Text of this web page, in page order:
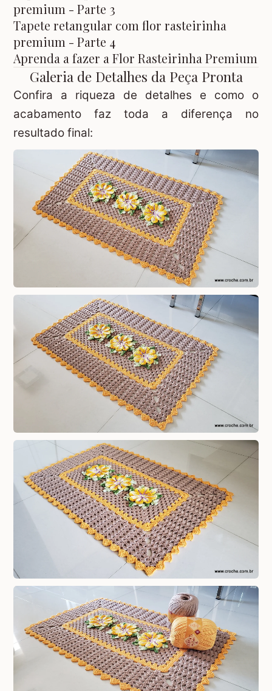
premium - Parte 3
Tapete retangular com flor rasteirinha
premium - Parte 4
Aprenda a fazer a Flor Rasteirinha Premium
Galeria de Detalhes da Peça Pronta
Confira a riqueza de detalhes e como o
acabamento faz toda a diferença no
resultado final: